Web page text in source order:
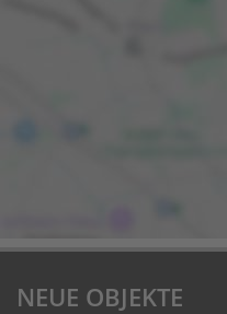
NEUE OBJEKTE